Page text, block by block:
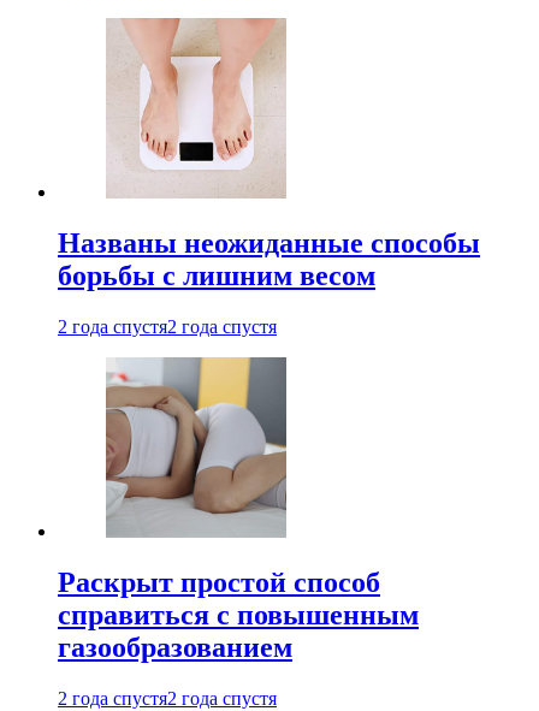
Названы неожиданные способы
борьбы с лишним весом
2 года спустя2 года спустя
Раскрыт простой способ
справиться с повышенным
газообразованием
2 года спустя2 года спустя